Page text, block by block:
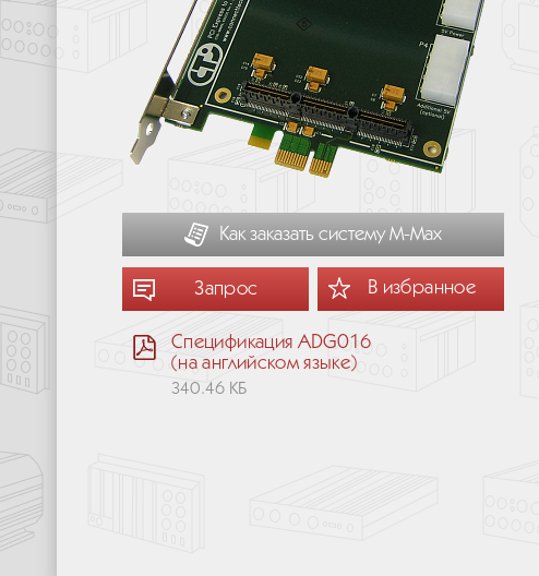
Как заказать систему М-Мах
Запрос В избранное
Спецификация ADG016
(на английском языке)
340.46 КБ